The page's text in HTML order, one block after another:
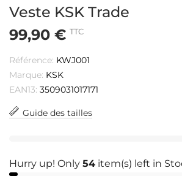
Veste KSK Trade
99,90 € TTC
Référence: KWJ001
Marque: KSK
EAN13: 3509031017171
Guide des tailles
Hurry up! Only 54 item(s) left in